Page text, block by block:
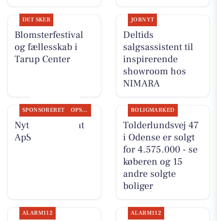
DET SKER
Blomsterfestival
og fællesskab i
Tarup Center
JOBNYT
Deltids
salgsassistent til
inspirerende
showroom hos
NIMARA
SPONSORERET OPSLAGSTAVLEN
Nyt fra Fairpaint
ApS
BOLIGMARKED
Tolderlundsvej 47
i Odense er solgt
for 4.575.000 - se
køberen og 15
andre solgte
boliger
ALARM112 ALARM112